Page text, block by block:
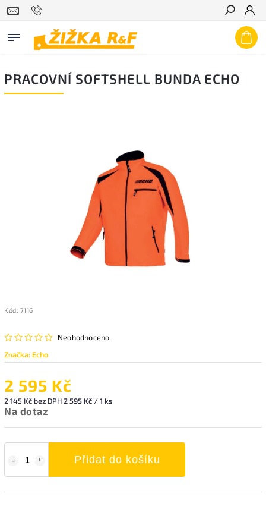
Hledat
PRACOVNÍ SOFTSHELL BUNDA ECHO
Kód: 7116
Neohodnoceno
Značka:Echo
2 595 Kč
2 145 Kč bez DPH2 595 Kč / 1 ks
Na dotaz
Přidat do košíku